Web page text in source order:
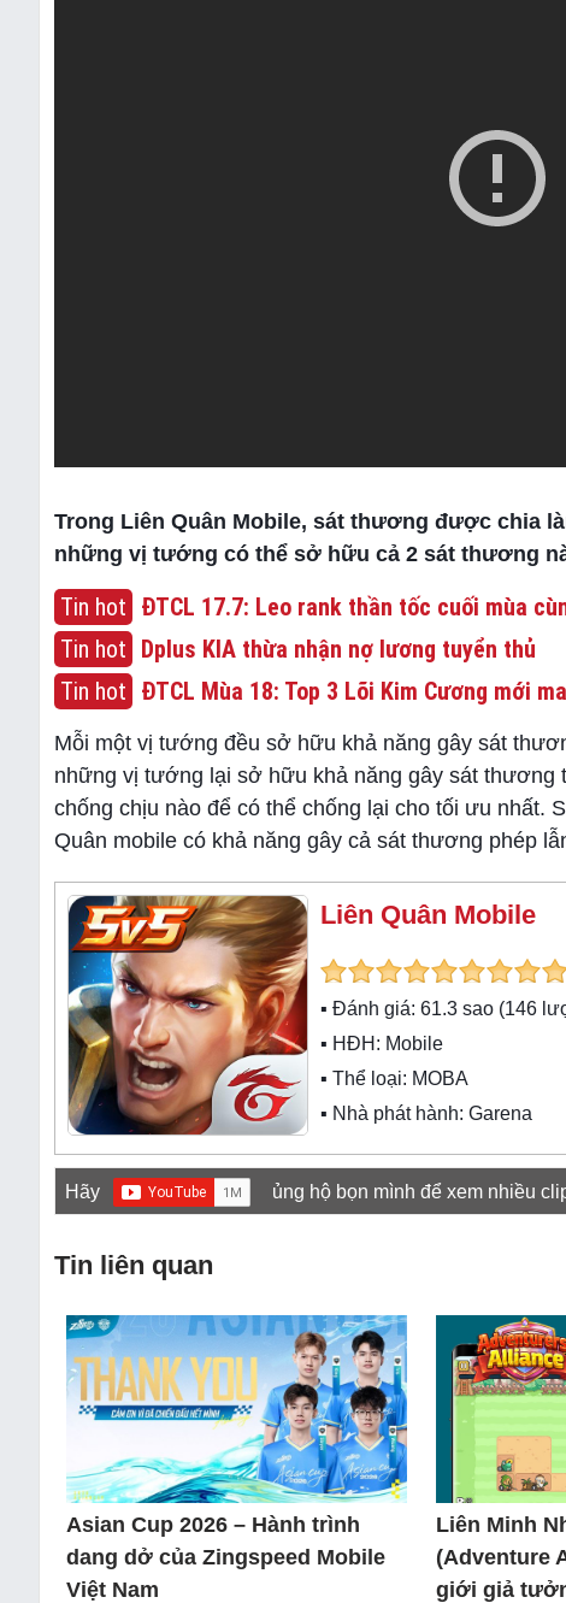
Trong Liên Quân Mobile, sát thương được chia
những vị tướng có thể sở hữu cả 2 sát thương
Tin hot ĐTCL 17.7: Leo rank thần tốc cuối mùa
Tin hot Dplus KIA thừa nhận nợ lương tuyển thủ
Tin hot ĐTCL Mùa 18: Top 3 Lõi Kim Cương mới
Mỗi một vị tướng đều sở hữu khả năng gây sát
những vị tướng lại sở hữu khả năng gây sát thương
chống chịu nào để có thể chống lại cho tối ưu nhất.
Quân mobile có khả năng gây cả sát thương phép
Liên Quân Mobile
▪ Đánh giá: 61.3 sao (146
▪ HĐH: Mobile
▪ Thể loại: MOBA
▪ Nhà phát hành: Garena
Hãy ủng hộ bọn mình để xem nhiều
Tin liên quan
Asian Cup 2026 – Hành trình
dang dở của Zingspeed Mobile
Việt Nam
Liên Minh
(Adventure
giới giả